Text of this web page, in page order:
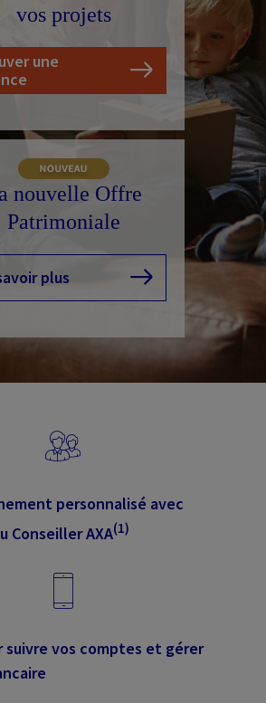
vos projets
une
nouvelle Offre
Patrimoniale
plus
personnalisé avec
Conseiller AXA(1)
suivre vos comptes et gérer